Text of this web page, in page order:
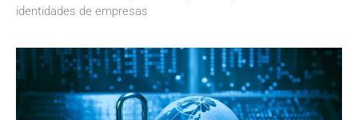
identidades de empresas